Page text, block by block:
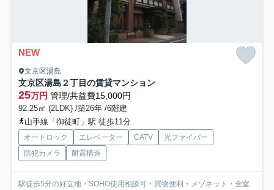
NEW
文京区湯島
文京区湯島２丁目の賃貸マンション
25万円 管理/共益費15,000円
92.25㎡ (2LDK) /築26年 /6階建
山手線「御徒町」駅 徒歩11分
オートロック エレベーター CATV
光ファイバー
防犯カメラ
耐震構造
駅徒歩5分の好立地・SOHO使用相談可・買物便利・メゾネット・全室